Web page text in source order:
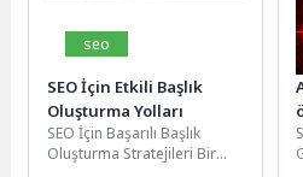
seo
SEO İçin Etkili Başlık
Oluşturma Yolları
SEO İçin Başarılı Başlık
Oluşturma Stratejileri Bir